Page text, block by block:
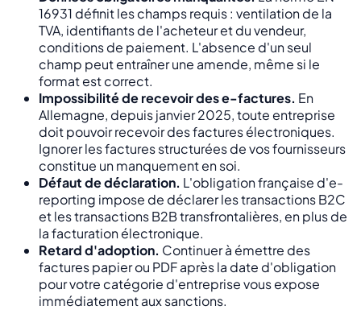
16931 définit les champs requis : ventilation de la
TVA, identifiants de l'acheteur et du vendeur,
conditions de paiement. L'absence d'un seul
champ peut entraîner une amende, même si le
format est correct.
Impossibilité de recevoir des e-factures. En
Allemagne, depuis janvier 2025, toute entreprise
doit pouvoir recevoir des factures électroniques.
Ignorer les factures structurées de vos fournisseurs
constitue un manquement en soi.
Défaut de déclaration. L'obligation française d'e-
reporting impose de déclarer les transactions B2C
et les transactions B2B transfrontalières, en plus de
la facturation électronique.
Retard d'adoption. Continuer à émettre des
factures papier ou PDF après la date d'obligation
pour votre catégorie d'entreprise vous expose
immédiatement aux sanctions.